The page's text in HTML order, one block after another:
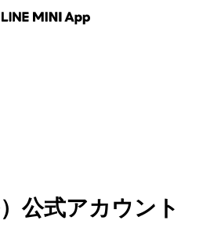
公式アカウント